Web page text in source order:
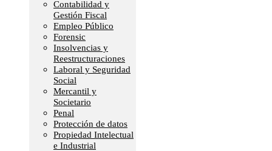
Contabilidad y
Gestión Fiscal
Empleo Público
Forensic
Insolvencias y
Reestructuraciones
Laboral y Seguridad
Social
Mercantil y
Societario
Penal
Protección de datos
Propiedad Intelectual
e Industrial